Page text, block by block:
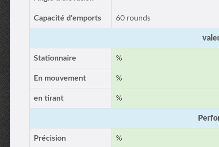
Capacité d'emports 60 rounds
Stationnaire %
En mouvement %
en tirant %
Précision %